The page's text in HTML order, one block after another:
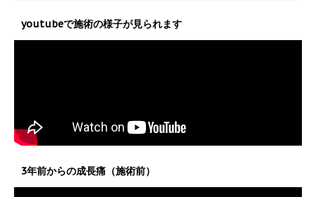
youtubeで施術の様子が見られます
3年前からの成長痛（施術前）